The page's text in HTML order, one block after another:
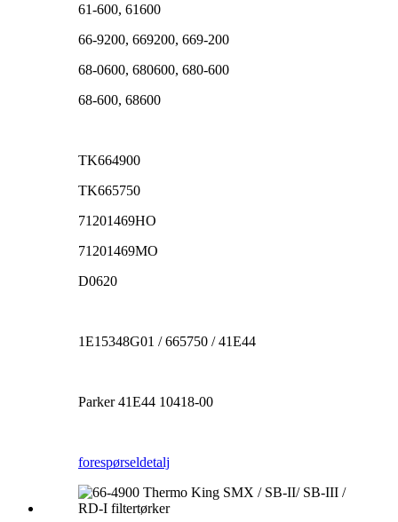
61-600, 61600
66-9200, 669200, 669-200
68-0600, 680600, 680-600
68-600, 68600
TK664900
TK665750
71201469HO
71201469MO
D0620
1E15348G01 / 665750 / 41E44
Parker 41E44 10418-00
forespørseldetalj